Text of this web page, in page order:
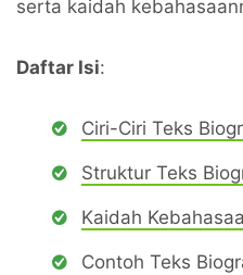
serta kaidah
Daftar Isi:
Ciri-Ciri Teks
Struktur Teks
Kaidah
Contoh Teks